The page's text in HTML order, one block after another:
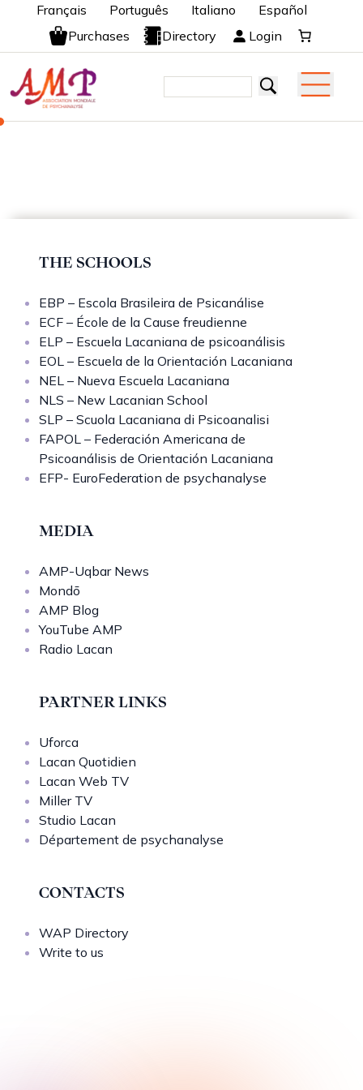
Français Português Italiano
Español
Purchases
Directory Login
THE SCHOOLS
EBP – Escola Brasileira de Psicanálise
ECF – École de la Cause freudienne
ELP – Escuela Lacaniana de psicoanálisis
EOL – Escuela de la Orientación Lacaniana
NEL – Nueva Escuela Lacaniana
NLS – New Lacanian School
SLP – Scuola Lacaniana di Psicoanalisi
FAPOL – Federación Americana de
Psicoanálisis de Orientación Lacaniana
EFP- EuroFederation de psychanalyse
MEDIA
AMP-Uqbar News
Mondō
AMP Blog
YouTube AMP
Radio Lacan
PARTNER LINKS
Uforca
Lacan Quotidien
Lacan Web TV
Miller TV
Studio Lacan
Département de psychanalyse
CONTACTS
WAP Directory
Write to us